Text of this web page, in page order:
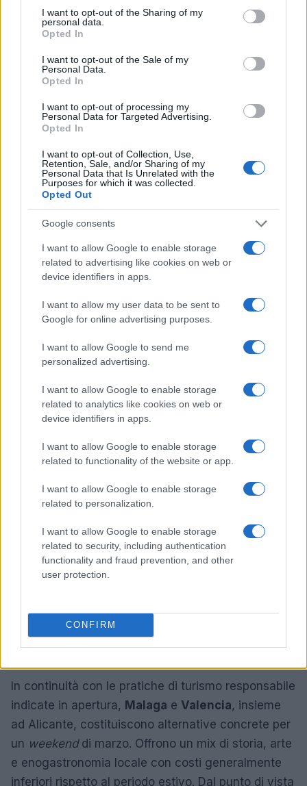
not limited to your visit or usage behaviour. You may click to
grant or deny consent to Google and its third-party tags to
use your data for below specified purposes in below Google
consent section.
I want to opt-out of the Sharing of my
personal data.
Opted In
I want to opt-out of the Sale of my
Personal Data.
Opted In
I want to opt-out of processing my
Personal Data for Targeted Advertising.
Opted In
I want to opt-out of Collection, Use,
Retention, Sale, and/or Sharing of my
Personal Data that Is Unrelated with the
Purposes for which it was collected.
Opted Out
Google consents
I want to allow Google to enable storage
related to advertising like cookies on web or
device identifiers in apps.
I want to allow my user data to be sent to
Google for online advertising purposes.
I want to allow Google to send me
personalized advertising.
I want to allow Google to enable storage
related to analytics like cookies on web or
device identifiers in apps.
I want to allow Google to enable storage
related to functionality of the website or app.
I want to allow Google to enable storage
related to personalization.
I want to allow Google to enable storage
related to security, including authentication
functionality and fraud prevention, and other
user protection.
CONFIRM
elemento da considerare nella pianificazione del
viaggio.
Consigli pratici per pianificare il viaggio
Dal punto di vista giornalistico, il suggerimento
principale è chiaro: organizzare con anticipo riduce
nella Costa Blanca ottimizza tempo e budget
concentrando l’itinerario su 48-72 ore.
ValenciaeAlicanteregistrano prezzi più bassi in
bassa stagione. La prenotazione preventiva
economiche.
Si raccomanda di privilegiare itinerari compatti e
spostamenti a piedi o con
tempi morti e impatto ambientale. La sostenibilità è
un business case: percorsi più brevi riducono
emissioni e costi logistici.
Per l’abbigliamento, è opportuno portare scarpe
comode per le passeggiate e una giacca leggera
per le sere più fresche. Marzo può alternare
giornate miti a correnti più fresche, specie vicino
alla costa.
Infine, nella pianificazione vanno considerati i
vincoli di capacità ricettiva e tutela del patrimonio
hanno già adottato pratiche per bilanciare
domanda e conservazione, aspetto utile per
In continuità con le pratiche di turismo responsabile
indicate in apertura, Malaga e Valencia, insieme
ad Alicante, costituiscono alternative concrete per
un weekenddi marzo. Offrono un mix di storia, arte
e enogastronomia locale con costi generalmente
inferiori rispetto al periodo estivo. Dal punto di vista